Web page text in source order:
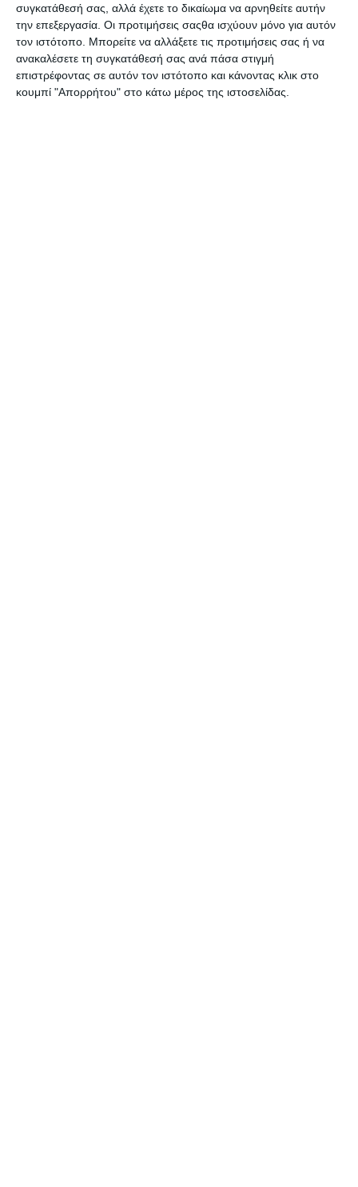
συγκατάθεσή σας, αλλά έχετε το δικαίωμα να αρνηθείτε αυτήν
την επεξεργασία. Οι προτιμήσεις σαςθα ισχύουν μόνο για αυτόν
τον ιστότοπο. Μπορείτε να αλλάξετε τις προτιμήσεις σας ή να
ανακαλέσετε τη συγκατάθεσή σας ανά πάσα στιγμή
επιστρέφοντας σε αυτόν τον ιστότοπο και κάνοντας κλικ στο
κουμπί "Απορρήτου" στο κάτω μέρος της ιστοσελίδας.